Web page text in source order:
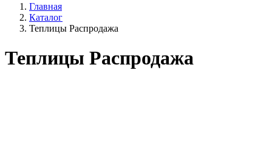
Главная
Каталог
Теплицы Распродажа
Теплицы Распродажа